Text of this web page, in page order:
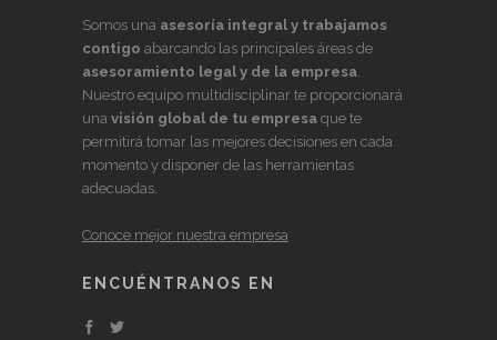
Somos una asesoría integral y trabajamos
contigo abarcando las principales áreas de
asesoramiento legal y de la empresa.
Nuestro equipo multidisciplinar te proporcionará
una visión global de tu empresa que te
permitirá tomar las mejores decisiones en cada
momento y disponer de las herramientas
adecuadas.
Conoce mejor nuestra empresa
ENCUÉNTRANOS EN